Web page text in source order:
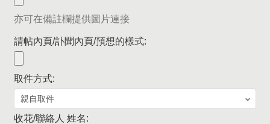
亦可在備註欄提供圖片連接
請帖內頁/訃聞內頁/預想的樣式:
取件方式:
收花/聯絡人 姓名: